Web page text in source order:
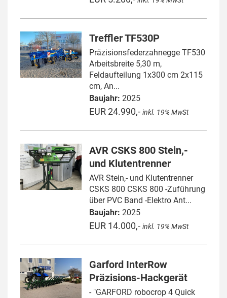
Treffler TF530P
Präzisionsfederzahnegge TF530
Arbeitsbreite 5,30 m,
Feldaufteilung 1x300 cm 2x115
cm, An...
Baujahr: 2025
EUR 24.990,- inkl. 19% MwSt
AVR CSKS 800 Stein,-
und Klutentrenner
AVR Stein,- und Klutentrenner
CSKS 800 CSKS 800 -Zuführung
über PVC Band -Elektro Ant...
Baujahr: 2025
EUR 14.000,- inkl. 19% MwSt
Garford InterRow
Präzisions-Hackgerät
- "GARFORD robocrop 4 Quick